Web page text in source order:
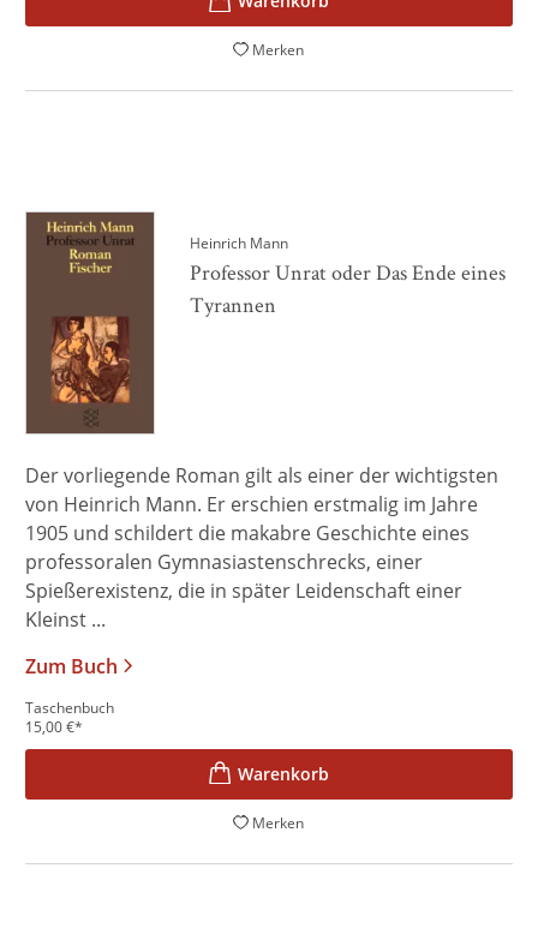
Merken
Heinrich Mann
Professor Unrat oder Das Ende eines
Tyrannen
Der vorliegende Roman gilt als einer der wichtigsten
von Heinrich Mann. Er erschien erstmalig im Jahre
1905 und schildert die makabre Geschichte eines
professoralen Gymnasiastenschrecks, einer
Spießerexistenz, die in später Leidenschaft einer
Kleinst ...
Zum Buch
Taschenbuch
15,00€*
Merken